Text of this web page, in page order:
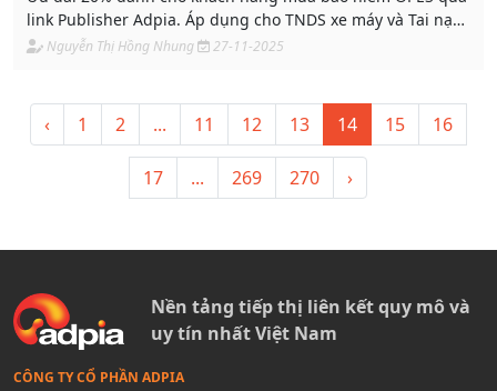
link Publisher Adpia. Áp dụng cho TNDS xe máy và Tai nạn
đa năng với mã ADPIA. Thời gian áp dụng đến 31/12/2025.
Nguyễn Thị Hồng Nhung 27-11-2025
‹ 1 2 ... 11 12 13 14 15 16
17 ... 269 270 ›
Nền tảng tiếp thị liên kết quy mô và
uy tín nhất Việt Nam
CÔNG TY CỔ PHẦN ADPIA